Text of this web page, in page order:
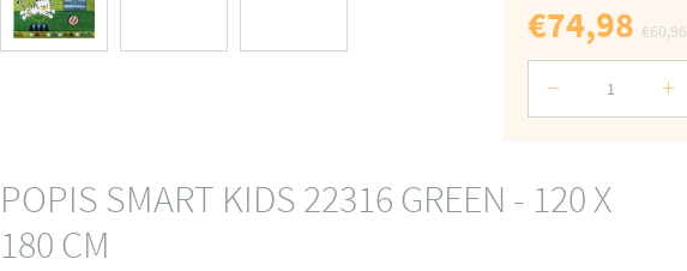
€74,98 €60,96
POPIS SMART KIDS 22316 GREEN - 120 X
180 CM